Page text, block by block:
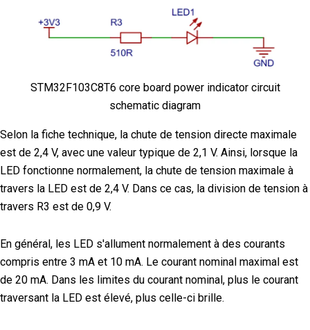
STM32F103C8T6 core board power indicator circuit
schematic diagram
Selon la fiche technique, la chute de tension directe maximale
est de 2,4 V, avec une valeur typique de 2,1 V. Ainsi, lorsque la
LED fonctionne normalement, la chute de tension maximale à
travers la LED est de 2,4 V. Dans ce cas, la division de tension à
travers R3 est de 0,9 V.
En général, les LED s'allument normalement à des courants
compris entre 3 mA et 10 mA. Le courant nominal maximal est
de 20 mA. Dans les limites du courant nominal, plus le courant
traversant la LED est élevé, plus celle-ci brille.